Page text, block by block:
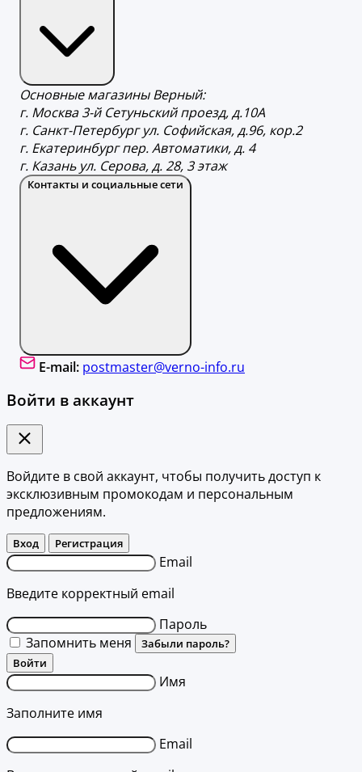
Основные магазины Верный:
г. Москва 3-й Сетуньский проезд, д.10А
г. Санкт-Петербург ул. Софийская, д.96, кор.2
г. Екатеринбург пер. Автоматики, д. 4
г. Казань ул. Серова, д. 28, 3 этаж
Контакты и социальные сети
E-mail: postmaster@verno-info.ru
Войти в аккаунт
Войдите в свой аккаунт, чтобы получить доступ к
эксклюзивным промокодам и персональным
предложениям.
Вход Регистрация
Email
Введите корректный email
Пароль
Запомнить меня
Забыли пароль?
Войти
Имя
Заполните имя
Email